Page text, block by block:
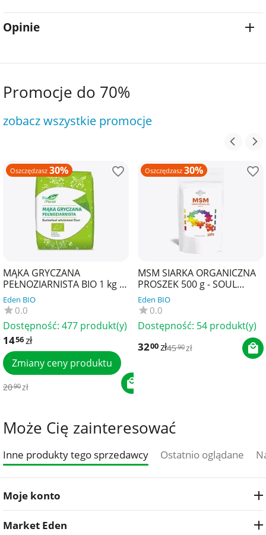
Opinie
Promocje do 70%
zobacz wszystkie promocje
Oszczędzasz 30%
MĄKA GRYCZANA
PEŁNOZIARNISTA BIO 1 kg -
BIO PLANET
Eden BIO
0.0
Dostępność: 477 produkt(y)
1456zł
Zmiany ceny produktu
2090zł
Oszczędzasz 30%
MSM SIARKA ORGANICZNA
PROSZEK 500 g - SOUL
FARM
Eden BIO
0.0
Dostępność: 54 produkt(y)
3200zł4590zł
Może Cię zainteresować
Inne produkty tego sprzedawcy Ostatnio oglądane
Moje konto
Market Eden